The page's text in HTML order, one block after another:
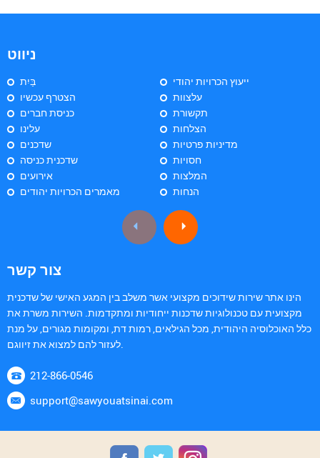
ניווט
בַּיִת
הצטרף עכשיו
כניסת חברים
עלינו
שדכנים
שדכנית כניסה
אירועים
מאמרים הכרויות יהודים
ייעוץ הכרויות יהודי
עלצוות
תקשורת
הצלחות
מדיניות פרטיות
חסויות
המלצות
הנחות
צור קשר
הינו אתר שירות שידוכים מקצועי אשר משלב בין המגע האישי של שדכנית
מקצועית עם טכנולוגיות שדכנות ייחודיות ומתקדמות. השירות משרת את
כלל האוכלוסיה היהודית, מכל הגילאים, רמות דת, ומקומות מגורים, על מנת
לעזור להם למצוא את זיווגם.
212-866-0546
support@sawyouatsinai.com